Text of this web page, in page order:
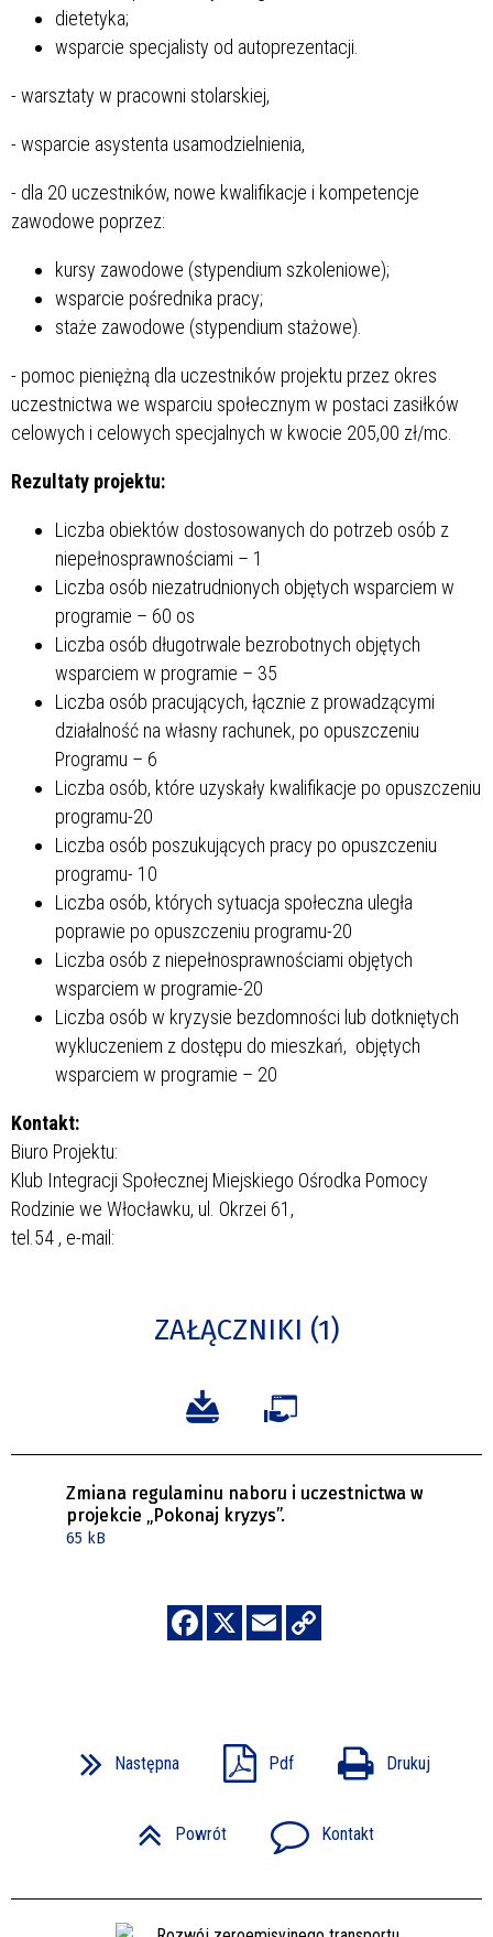
dietetyka;
wsparcie specjalisty od autoprezentacji.
- warsztaty w pracowni stolarskiej,
- wsparcie asystenta usamodzielnienia,
- dla 20 uczestników, nowe kwalifikacje i kompetencje
zawodowe poprzez:
kursy zawodowe (stypendium szkoleniowe);
wsparcie pośrednika pracy;
staże zawodowe (stypendium stażowe).
- pomoc pieniężną dla uczestników projektu przez okres
uczestnictwa we wsparciu społecznym w postaci zasiłków
celowych i celowych specjalnych w kwocie 205,00 zł/mc.
Rezultaty projektu:
Liczba obiektów dostosowanych do potrzeb osób z
niepełnosprawnościami – 1
Liczba osób niezatrudnionych objętych wsparciem w
programie – 60 os
Liczba osób długotrwale bezrobotnych objętych
wsparciem w programie – 35
Liczba osób pracujących, łącznie z prowadzącymi
działalność na własny rachunek, po opuszczeniu
Programu – 6
Liczba osób, które uzyskały kwalifikacje po opuszczeniu
programu-20
Liczba osób poszukujących pracy po opuszczeniu
programu- 10
Liczba osób, których sytuacja społeczna uległa
poprawie po opuszczeniu programu-20
Liczba osób z niepełnosprawnościami objętych
wsparciem w programie-20
Liczba osób w kryzysie bezdomności lub dotkniętych
wykluczeniem z dostępu do mieszkań, objętych
wsparciem w programie – 20
Kontakt:
Biuro Projektu:
Klub Integracji Społecznej Miejskiego Ośrodka Pomocy
Rodzinie we Włocławku, ul. Okrzei 61,
tel.54 , e-mail:
ZAŁĄCZNIKI (1)
Zmiana regulaminu naboru i uczestnictwa w
projekcie „Pokonaj kryzys”.
65 kB
Następna Pdf Drukuj
Powrót Kontakt